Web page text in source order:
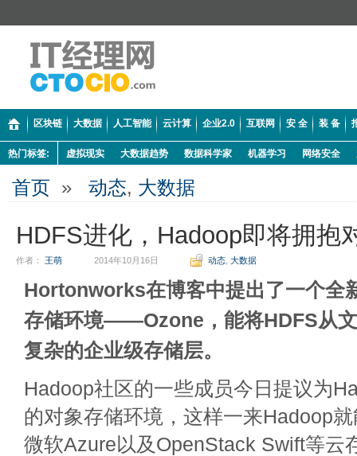
区块链 大数据 人工智能 云计算 企业2.0 互联网 安 全 装 备
热门标签: 虚拟现实 大数据趋势 数据科学家 机器学习 网络安全
首页 » 动态, 大数据
HDFS进化，Hadoop即将拥抱
作者： 王萌 2014年10月16日 动态 大数据
Hortonworks在博客中提出了一个全
存储环境——Ozone，能将HDFS从
复杂的企业级存储层。
Hadoop社区的一些成员今日提议为
的对象存储环境，这样一来Hadoop
微软Azure以及OpenStack Swift等云